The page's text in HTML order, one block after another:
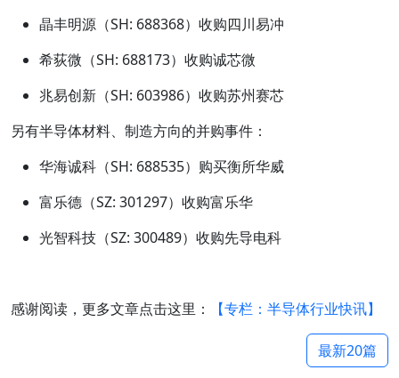
晶丰明源（SH: 688368）收购四川易冲
希荻微（SH: 688173）收购诚芯微
兆易创新（SH: 603986）收购苏州赛芯
另有半导体材料、制造方向的并购事件：
华海诚科（SH: 688535）购买衡所华威
富乐德（SZ: 301297）收购富乐华
光智科技（SZ: 300489）收购先导电科
感谢阅读，更多文章点击这里： 【专栏：半导体行业快讯】
最新20篇